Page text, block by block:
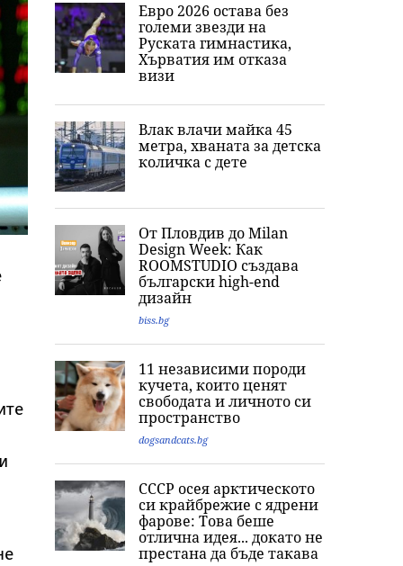
Евро 2026 остава без
големи звезди на
Руската гимнастика,
Хърватия им отказа
визи
Влак влачи майка 45
метра, хваната за детска
количка с дете
От Пловдив до Milan
Design Week: Как
ROOMSTUDIO създава
български high-end
дизайн
biss.bg
11 независими породи
кучета, които ценят
свободата и личното си
пространство
dogsandcats.bg
СССР осея арктическото
си крайбрежие с ядрени
фарове: Това беше
отлична идея... докато не
престана да бъде такава